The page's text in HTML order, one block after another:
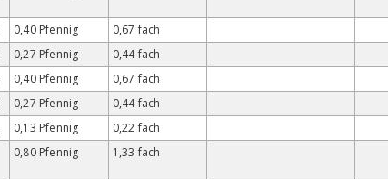
0,40 Pfennig
0,67 fach
0,27 Pfennig
0,44 fach
0,40 Pfennig
0,67 fach
0,27 Pfennig
0,44 fach
0,13 Pfennig
0,22 fach
0,80 Pfennig 1,33 fach